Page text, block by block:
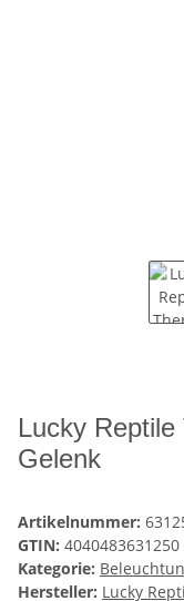
Lucky
Gelenk
Artikelnummer:
GTIN: 4040483631250
Kategorie:
Hersteller: Lucky